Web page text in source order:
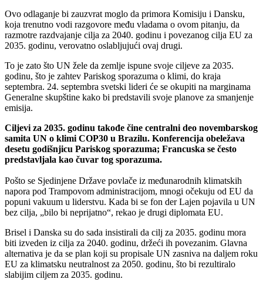
Ovo odlaganje bi zauzvrat moglo da primora Komisiju i Dansku,
koja trenutno vodi razgovore među vladama o ovom pitanju, da
razmotre razdvajanje cilja za 2040. godinu i povezanog cilja EU za
2035. godinu, verovatno oslabljujući ovaj drugi.
To je zato što UN žele da zemlje ispune svoje ciljeve za 2035.
godinu, što je zahtev Pariskog sporazuma o klimi, do kraja
septembra. 24. septembra svetski lideri će se okupiti na marginama
Generalne skupštine kako bi predstavili svoje planove za smanjenje
emisija.
Ciljevi za 2035. godinu takođe čine centralni deo novembarskog
samita UN o klimi COP30 u Brazilu. Konferencija obeležava
desetu godišnjicu Pariskog sporazuma; Francuska se često
predstavljala kao čuvar tog sporazuma.
Pošto se Sjedinjene Države povlače iz međunarodnih klimatskih
napora pod Trampovom administracijom, mnogi očekuju od EU da
popuni vakuum u liderstvu. Kada bi se fon der Lajen pojavila u UN
bez cilja, „bilo bi neprijatno“, rekao je drugi diplomata EU.
Brisel i Danska su do sada insistirali da cilj za 2035. godinu mora
biti izveden iz cilja za 2040. godinu, držeći ih povezanim. Glavna
alternativa je da se plan koji su propisale UN zasniva na daljem roku
EU za klimatsku neutralnost za 2050. godinu, što bi rezultiralo
slabijim ciljem za 2035. godinu.